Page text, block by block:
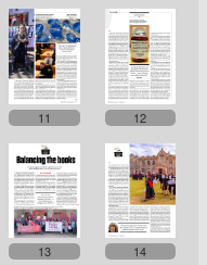
11 12
13 14